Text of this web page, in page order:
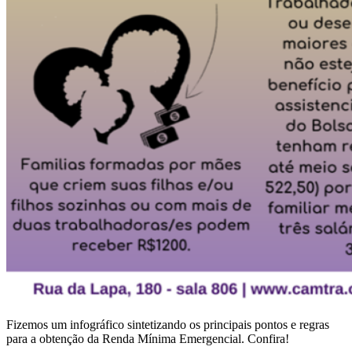
Fizemos um infográfico sintetizando os principais pontos e regras
para a obtenção da Renda Mínima Emergencial. Confira!